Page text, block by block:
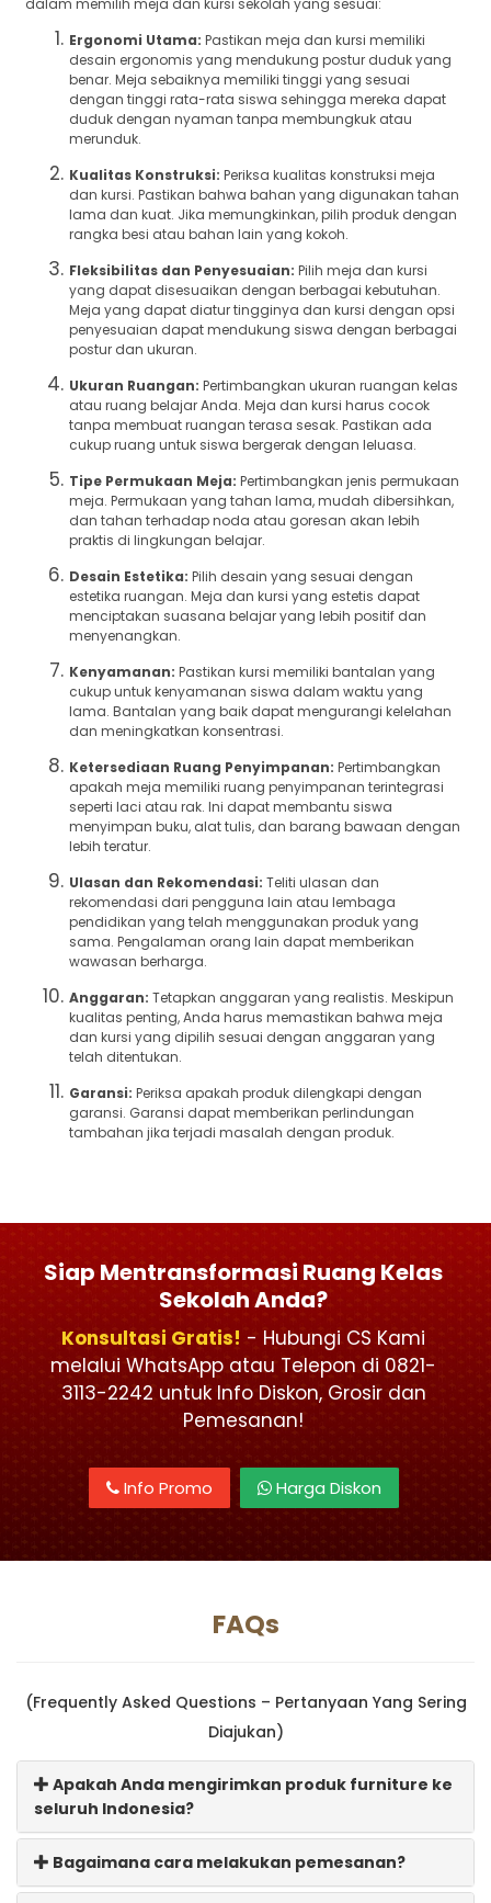
Ergonomi Utama: Pastikan meja dan kursi memiliki
desain ergonomis yang mendukung postur duduk yang
benar. Meja sebaiknya memiliki tinggi yang sesuai
dengan tinggi rata-rata siswa sehingga mereka dapat
duduk dengan nyaman tanpa membungkuk atau
merunduk.
Kualitas Konstruksi: Periksa kualitas konstruksi meja
dan kursi. Pastikan bahwa bahan yang digunakan tahan
lama dan kuat. Jika memungkinkan, pilih produk dengan
rangka besi atau bahan lain yang kokoh.
Fleksibilitas dan Penyesuaian: Pilih meja dan kursi
yang dapat disesuaikan dengan berbagai kebutuhan.
Meja yang dapat diatur tingginya dan kursi dengan opsi
penyesuaian dapat mendukung siswa dengan berbagai
postur dan ukuran.
Ukuran Ruangan: Pertimbangkan ukuran ruangan kelas
atau ruang belajar Anda. Meja dan kursi harus cocok
tanpa membuat ruangan terasa sesak. Pastikan ada
cukup ruang untuk siswa bergerak dengan leluasa.
Tipe Permukaan Meja: Pertimbangkan jenis permukaan
meja. Permukaan yang tahan lama, mudah dibersihkan,
dan tahan terhadap noda atau goresan akan lebih
praktis di lingkungan belajar.
Desain Estetika: Pilih desain yang sesuai dengan
estetika ruangan. Meja dan kursi yang estetis dapat
menciptakan suasana belajar yang lebih positif dan
menyenangkan.
Kenyamanan: Pastikan kursi memiliki bantalan yang
cukup untuk kenyamanan siswa dalam waktu yang
lama. Bantalan yang baik dapat mengurangi kelelahan
dan meningkatkan konsentrasi.
Ketersediaan Ruang Penyimpanan: Pertimbangkan
apakah meja memiliki ruang penyimpanan terintegrasi
seperti laci atau rak. Ini dapat membantu siswa
menyimpan buku, alat tulis, dan barang bawaan dengan
lebih teratur.
Ulasan dan Rekomendasi: Teliti ulasan dan
rekomendasi dari pengguna lain atau lembaga
pendidikan yang telah menggunakan produk yang
sama. Pengalaman orang lain dapat memberikan
wawasan berharga.
Anggaran: Tetapkan anggaran yang realistis. Meskipun
kualitas penting, Anda harus memastikan bahwa meja
dan kursi yang dipilih sesuai dengan anggaran yang
telah ditentukan.
Garansi: Periksa apakah produk dilengkapi dengan
garansi. Garansi dapat memberikan perlindungan
tambahan jika terjadi masalah dengan produk.
Siap Mentransformasi Ruang Kelas
Sekolah Anda?
Konsultasi Gratis! - Hubungi CS Kami
melalui WhatsApp atau Telepon di 0821-
3113-2242 untuk Info Diskon, Grosir dan
Pemesanan!
Info Promo Harga Diskon
FAQs
(Frequently Asked Questions – Pertanyaan Yang Sering
Diajukan)
Apakah Anda mengirimkan produk furniture ke
seluruh Indonesia?
Bagaimana cara melakukan pemesanan?